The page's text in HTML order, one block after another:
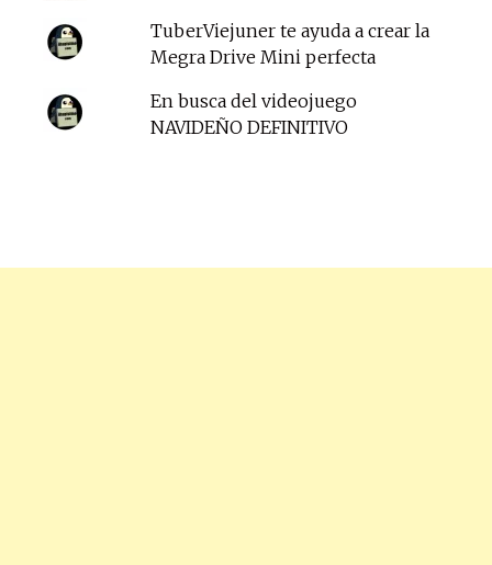
TuberViejuner te ayuda a crear la
Megra Drive Mini perfecta
En busca del videojuego
NAVIDEÑO DEFINITIVO